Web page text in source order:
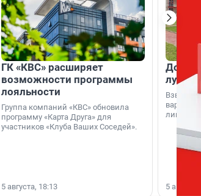
ГК «КВС» расширяет
возможности программы
лояльности
Группа компаний «КВС» обновила
программу «Карта Друга» для
участников «Клуба Ваших Соседей».
5 августа, 18:13
Дом
лучше
лишнего
5